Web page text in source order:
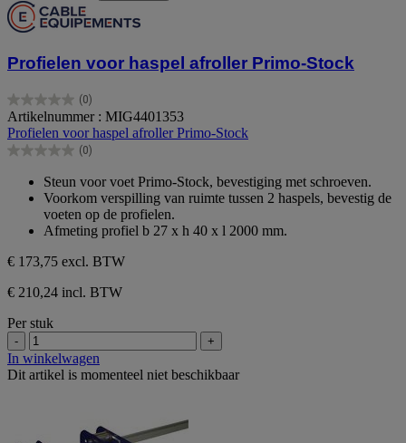
Profielen voor haspel afroller Primo-Stock
(0)
0.0
van
de
5
Artikelnummer : MIG4401353
Profielen voor haspel afroller Primo-Stock
(0)
0.0
sterren.
Steun voor voet Primo-Stock, bevestiging met schroeven.
Voorkom verspilling van ruimte tussen 2 haspels, bevestig de
voeten op de profielen.
Afmeting profiel b 27 x h 40 x l 2000 mm.
€ 173,75 excl. BTW
€ 210,24 incl. BTW
Per stuk
- +
In winkelwagen
Dit artikel is momenteel niet beschikbaar